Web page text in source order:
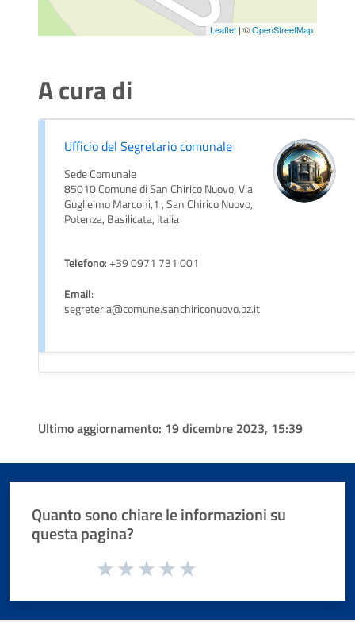
Leaflet | ©OpenStreetMap
A cura di
Ufficio del Segretario comunale
Sede Comunale
85010 Comune di San Chirico Nuovo, Via
Guglielmo Marconi,1 , San Chirico Nuovo,
Potenza, Basilicata, Italia
Telefono: +39 0971 731 001
Email:
segreteria@comune.sanchiriconuovo.pz.it
Ultimo aggiornamento: 19 dicembre 2023, 15:39
Quanto sono chiare le informazioni su
questa pagina?
Valuta da 1 a 5 stelle la pagina